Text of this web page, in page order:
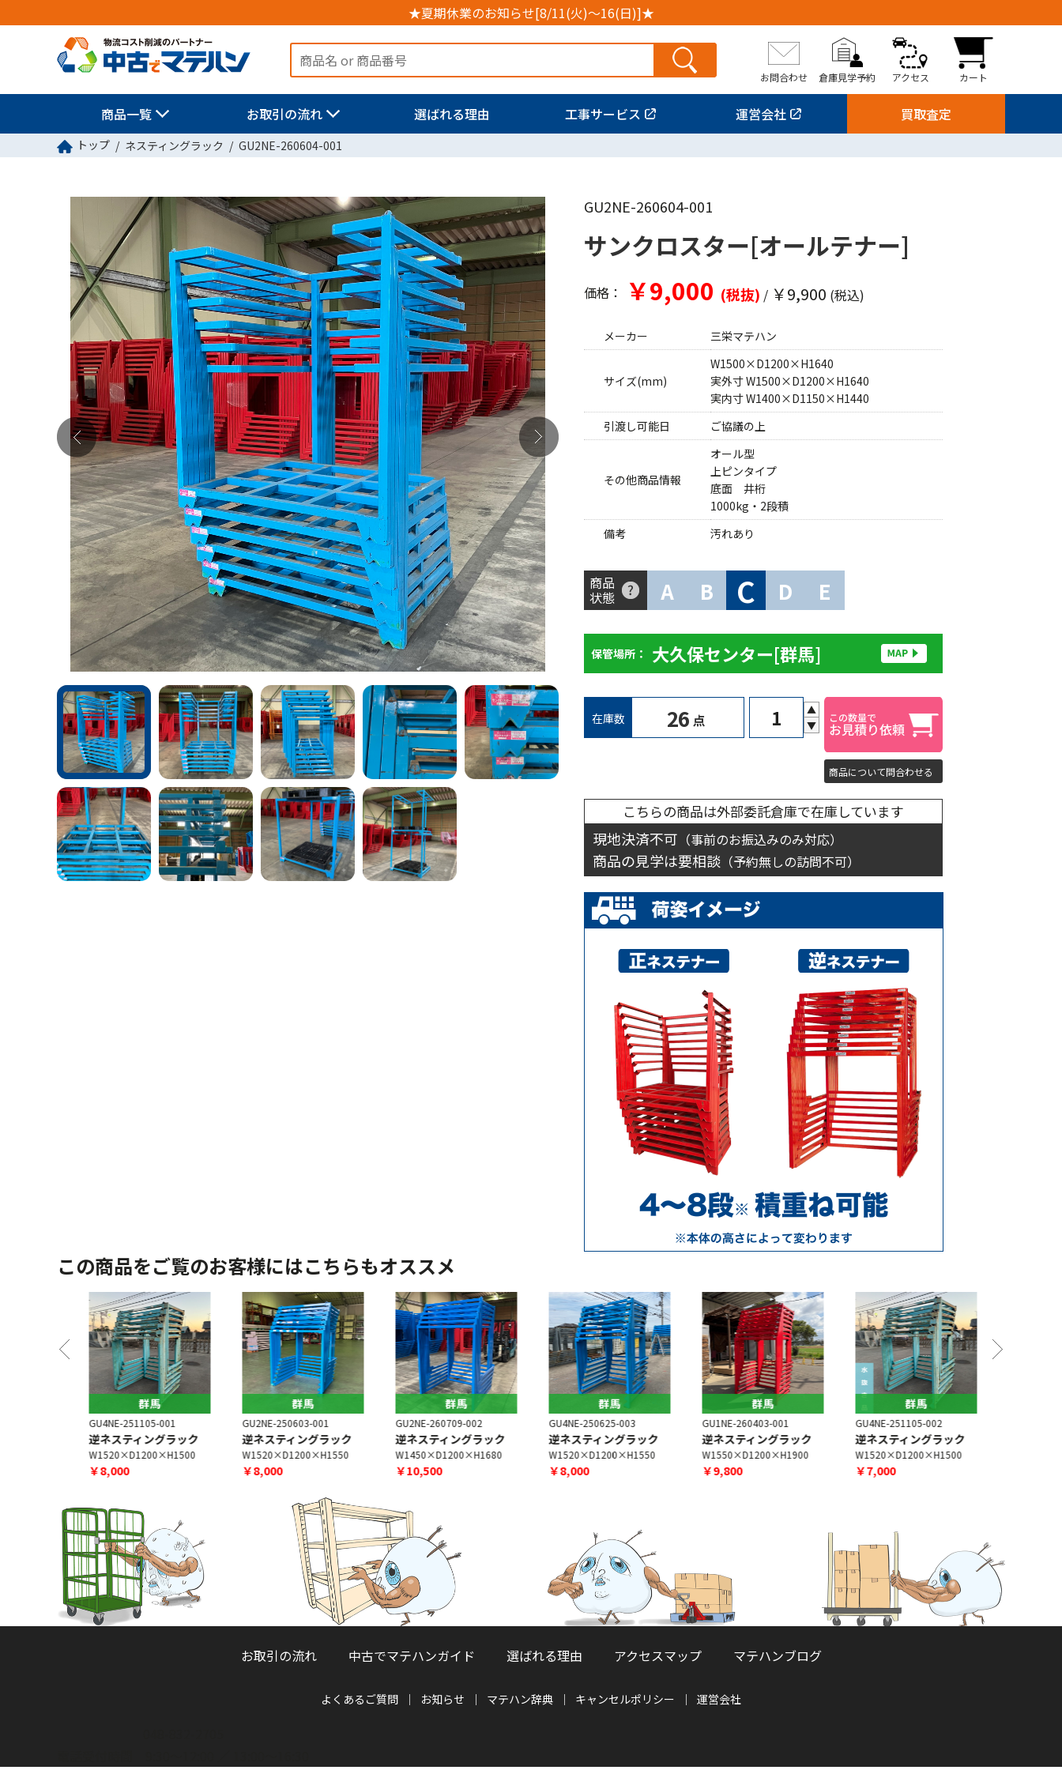
★夏期休業のお知らせ[8/11(火)～16(日)]★
お問合わせ 倉庫見学予約 アクセス カート
商品一覧 お取引の流れ 選ばれる理由 工事サービス 運営会社 買取査定
トップ ネスティングラック GU2NE-260604-001
GU2NE-260604-001
サンクロスター[オールテナー]
価格： ￥9,000 (税抜) / ￥9,900 (税込)
メーカー 三栄マテハン
サイズ(mm)
W1500×D1200×H1640
実外寸 W1500×D1200×H1640
実内寸 W1400×D1150×H1440
引渡し可能日
ご協議の上
その他商品情報
オール型
上ピンタイプ
底面 井桁
1000kg・2段積
備考
汚れあり
商品
状態 A B C D E
保管場所： 大久保センター[群馬]
在庫数 26 点
▲
▼
商品について問合わせる
こちらの商品は外部委託倉庫で在庫しています
現地決済不可 （事前のお振込みのみ対応）
商品の見学は要相談 （予約無しの訪問不可）
この商品をご覧のお客様にはこちらもオススメ
群馬
GU4NE-251105-001
逆ネスティングラック
W1520×D1200×H1500
￥8,000
群馬
GU2NE-250603-001
逆ネスティングラック
W1520×D1200×H1550
￥8,000
群馬
GU2NE-260709-002
逆ネスティングラック
W1450×D1200×H1680
￥10,500
群馬
GU4NE-250625-003
逆ネスティングラック
W1520×D1200×H1550
￥8,000
群馬
GU1NE-260403-001
逆ネスティングラック
W1550×D1200×H1900
￥9,800
群馬
GU4NE-251105-002
逆ネスティングラック
W1520×D1200×H1500
￥7,000
お取引の流れ 中古でマテハンガイド 選ばれる理由 アクセスマップ マテハンブログ
よくあるご質問 お知らせ マテハン辞典 キャンセルポリシー 運営会社